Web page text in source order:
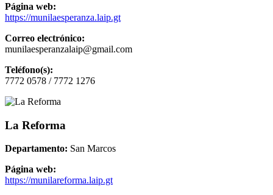
Página web:
https://munilaesperanza.laip.gt
Correo electrónico:
munilaesperanzalaip@gmail.com
Teléfono(s):
7772 0578 / 7772 1276
La Reforma
Departamento: San Marcos
Página web:
https://munilareforma.laip.gt